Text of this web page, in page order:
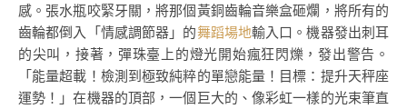
感。張水瓶咬緊牙關，將那個黃銅齒輪音樂盒砸爛，將所有的
齒輪都倒入「情感調節器」的舞蹈場地輸入口。機器發出刺耳
的尖叫，接著，彈珠臺上的燈光開始瘋狂閃爍，發出警告。
「能量超載！檢測到極致純粹的單戀能量！目標：提升天秤座
運勢！」在機器的頂部，一個巨大的、像彩虹一樣的光束筆直